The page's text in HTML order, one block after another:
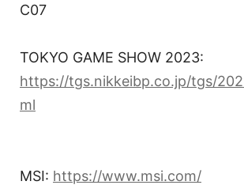
C07
TOKYO GAME SHOW 2023:
https://tgs.nikkeibp.co.jp/tgs/
ml
MSI: https://www.msi.com/